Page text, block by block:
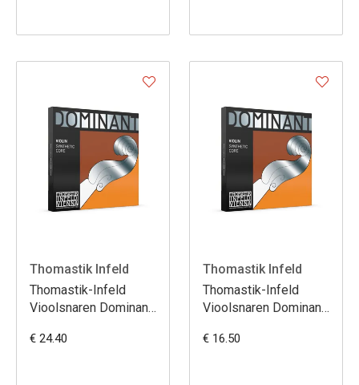
Thomastik Infeld
Thomastik-Infeld
Vioolsnaren Dominant
€ 24.40
Thomastik Infeld
Thomastik-Infeld
Vioolsnaren Dominant
€ 16.50